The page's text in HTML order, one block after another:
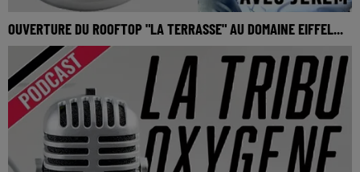
OUVERTURE DU ROOFTOP "LA TERRASSE" AU DOMAINE EIFFEL...
Ouverture du rooftop "La Terrasse" au domaine Eiffel
(Rochefort-sur-Loire)